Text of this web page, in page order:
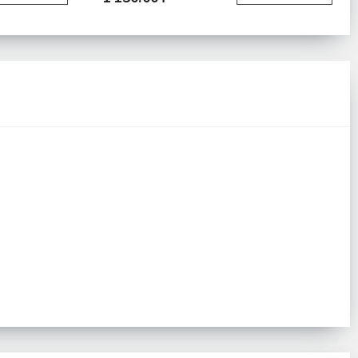
Комплектация:
Дозатор для жидкого